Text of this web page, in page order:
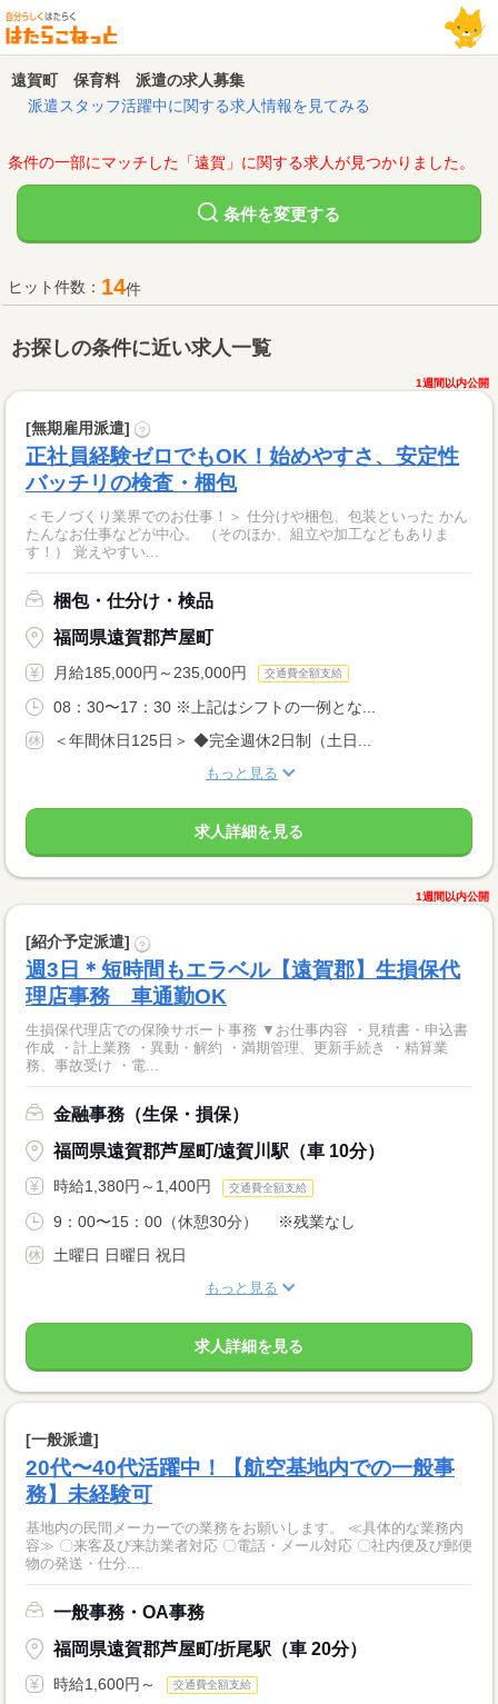
遠賀町 保育料 派遣の求人募集
派遣スタッフ活躍中に関する求人情報を見てみる
条件の一部にマッチした「遠賀」に関する求人が見つかりました。
条件を変更する
ヒット件数： 14件
お探しの条件に近い求人一覧
1週間以内公開
[無期雇用派遣] ?
正社員経験ゼロでもOK！始めやすさ、安定性
バッチリの検査・梱包
＜モノづくり業界でのお仕事！＞ 仕分けや梱包、包装といった かん
たんなお仕事などが中心。 （そのほか、組立や加工などもありま
す！） 覚えやすい...
梱包・仕分け・検品
福岡県遠賀郡芦屋町
月給185,000円～235,000円 交通費全額支給
08：30〜17：30 ※上記はシフトの一例とな...
＜年間休日125日＞ ◆完全週休2日制（土日...
もっと見る
求人詳細を見る
1週間以内公開
[紹介予定派遣] ?
週3日＊短時間もエラベル【遠賀郡】生損保代
理店事務 車通勤OK
生損保代理店での保険サポート事務 ▼お仕事内容 ・見積書・申込書
作成 ・計上業務 ・異動・解約 ・満期管理、更新手続き ・精算業
務、事故受け ・電...
金融事務（生保・損保）
福岡県遠賀郡芦屋町/遠賀川駅（車 10分）
時給1,380円～1,400円 交通費全額支給
9：00〜15：00（休憩30分） ※残業なし
土曜日 日曜日 祝日
もっと見る
求人詳細を見る
[一般派遣]
20代〜40代活躍中！【航空基地内での一般事
務】未経験可
基地内の民間メーカーでの業務をお願いします。 ≪具体的な業務内
容≫ 〇来客及び来訪業者対応 〇電話・メール対応 〇社内便及び郵便
物の発送・仕分...
一般事務・OA事務
福岡県遠賀郡芦屋町/折尾駅（車 20分）
時給1,600円～ 交通費全額支給